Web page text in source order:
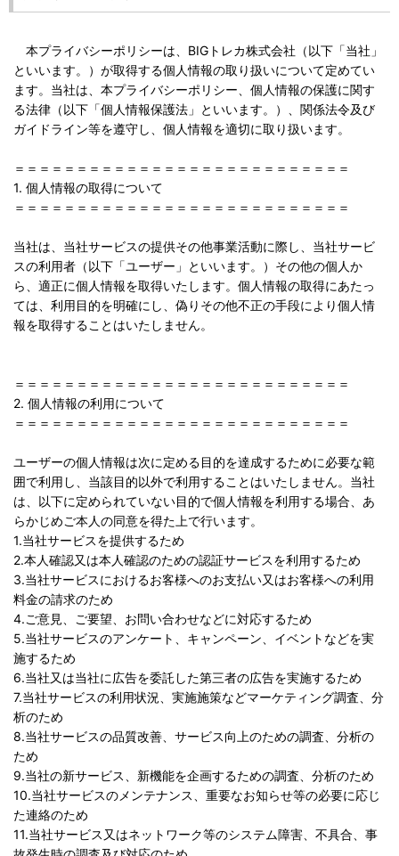
本プライバシーポリシーは、BIGトレカ株式会社（以下「当社」
といいます。）が取得する個人情報の取り扱いについて定めてい
ます。当社は、本プライバシーポリシー、個人情報の保護に関す
る法律（以下「個人情報保護法」といいます。）、関係法令及び
ガイドライン等を遵守し、個人情報を適切に取り扱います。
＝＝＝＝＝＝＝＝＝＝＝＝＝＝＝＝＝＝＝＝＝＝＝＝＝＝＝
1. 個人情報の取得について
＝＝＝＝＝＝＝＝＝＝＝＝＝＝＝＝＝＝＝＝＝＝＝＝＝＝＝
当社は、当社サービスの提供その他事業活動に際し、当社サービ
スの利用者（以下「ユーザー」といいます。）その他の個人か
ら、適正に個人情報を取得いたします。個人情報の取得にあたっ
ては、利用目的を明確にし、偽りその他不正の手段により個人情
報を取得することはいたしません。
＝＝＝＝＝＝＝＝＝＝＝＝＝＝＝＝＝＝＝＝＝＝＝＝＝＝＝
2. 個人情報の利用について
＝＝＝＝＝＝＝＝＝＝＝＝＝＝＝＝＝＝＝＝＝＝＝＝＝＝＝
ユーザーの個人情報は次に定める目的を達成するために必要な範
囲で利用し、当該目的以外で利用することはいたしません。当社
は、以下に定められていない目的で個人情報を利用する場合、あ
らかじめご本人の同意を得た上で行います。
1.当社サービスを提供するため
2.本人確認又は本人確認のための認証サービスを利用するため
3.当社サービスにおけるお客様へのお支払い又はお客様への利用
料金の請求のため
4.ご意見、ご要望、お問い合わせなどに対応するため
5.当社サービスのアンケート、キャンペーン、イベントなどを実
施するため
6.当社又は当社に広告を委託した第三者の広告を実施するため
7.当社サービスの利用状況、実施施策などマーケティング調査、分
析のため
8.当社サービスの品質改善、サービス向上のための調査、分析の
ため
9.当社の新サービス、新機能を企画するための調査、分析のため
10.当社サービスのメンテナンス、重要なお知らせ等の必要に応じ
た連絡のため
11.当社サービス又はネットワーク等のシステム障害、不具合、事